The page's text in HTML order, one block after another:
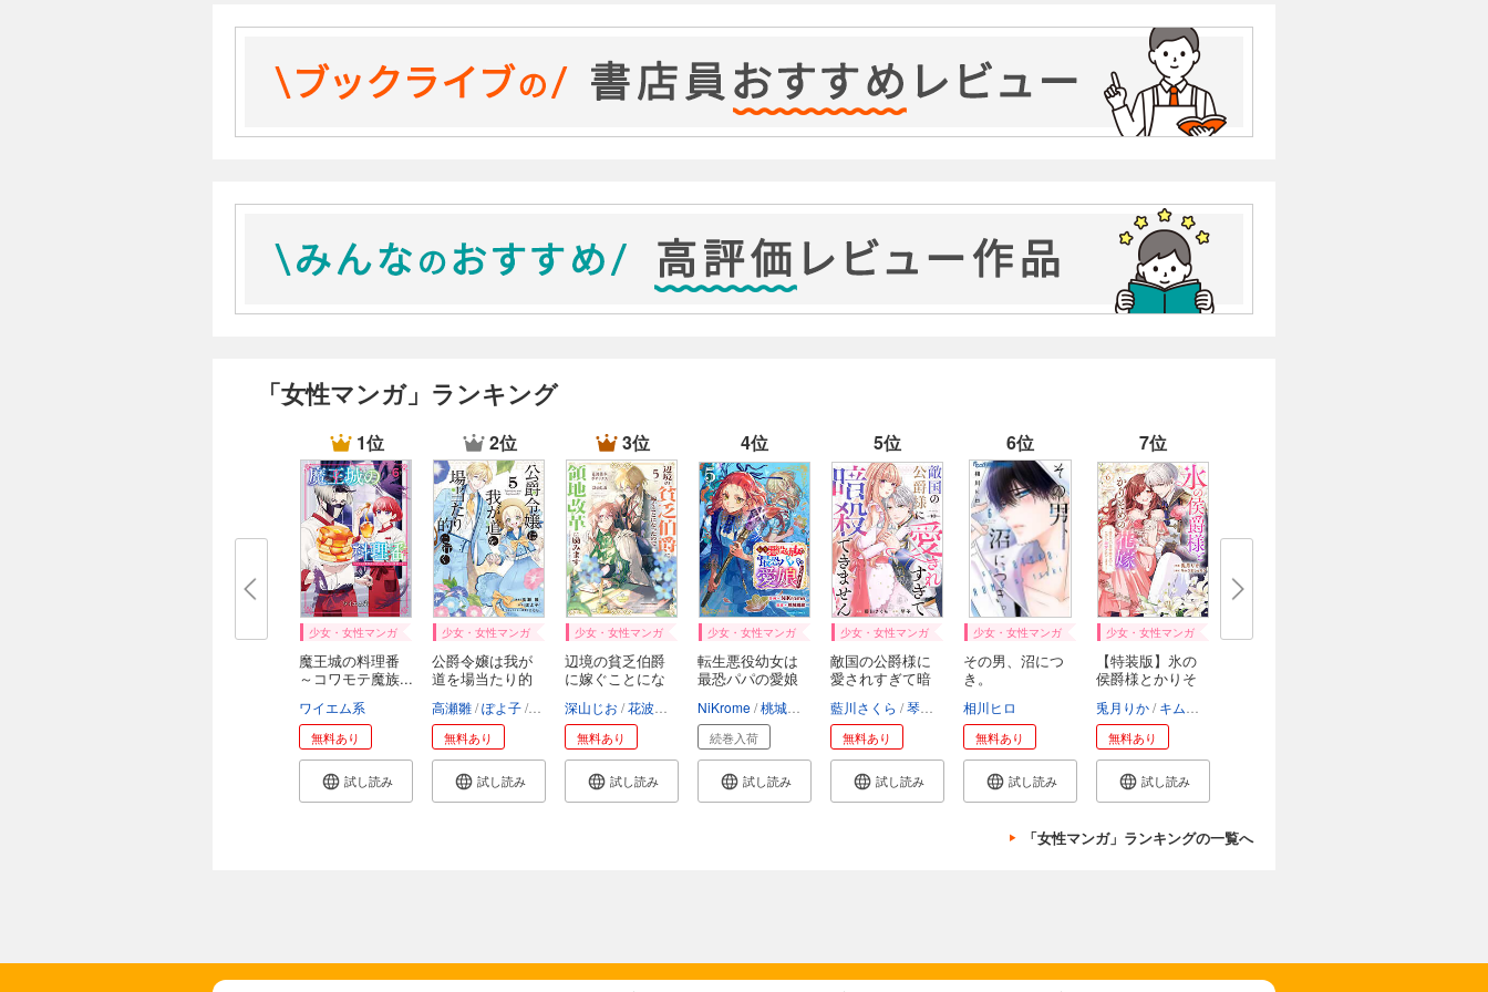
毎日かあさん9 育っちまった編
毎日かあさん11 息子国外逃亡編
毎日かあさん12 母娘つんつか編
「女性マンガ」ランキング
1位
少女・女性マンガ
魔王城の料理番
～コワモテ魔族...
ワイエム系
無料あり
試し読み
2位
少女・女性マンガ
公爵令嬢は我が
道を場当たり的
高瀬雛 ぽよ子 にもし
無料あり
試し読み
3位
少女・女性マンガ
辺境の貧乏伯爵
に嫁ぐことにな
深山じお 花波薫歩 ボダックス
無料あり
試し読み
4位
少女・女性マンガ
転生悪役幼女は
最恐パパの愛娘
NiKrome 桃城猫緒
続巻入荷
試し読み
5位
少女・女性マンガ
敵国の公爵様に
愛されすぎて暗
藍川さくら 琴子 エトワール編集部
無料あり
試し読み
6位
少女・女性マンガ
その男、沼につ
き。
相川ヒロ
無料あり
試し読み
7位
少女・女性マンガ
【特装版】氷の
侯爵様とかりそ
兎月りか キムラましゅろう
無料あり
試し読み
「女性マンガ」ランキングの一覧へ